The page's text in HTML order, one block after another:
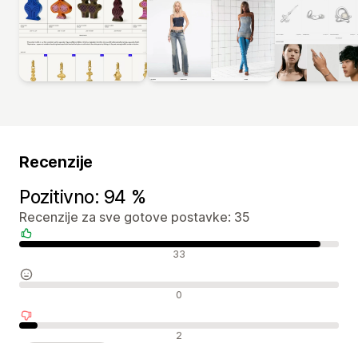
Recenzije
Pozitivno: 94 %
Recenzije za sve gotove postavke: 35
Pozitivne recenzije 33
Neutralne recenzije 0
Negativne recenzije 2